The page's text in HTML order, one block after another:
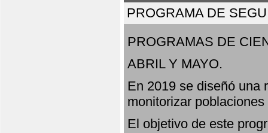
PROGRAMA DE
PROGRAMAS DE
ABRIL Y MAYO.
En 2019 se diseñó una
monitorizar
El objetivo de este